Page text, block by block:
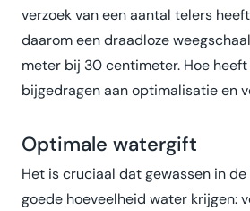
verzoek van een aantal telers
daarom een draadloze
meter bij 30 centimeter. Hoe
bijgedragen aan optimalisatie en
Optimale watergift
Het is cruciaal dat gewassen in
goede hoeveelheid water krijgen: